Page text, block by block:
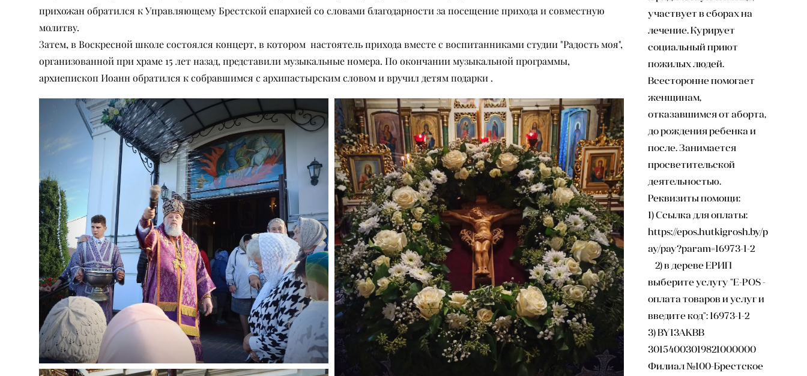
прихожан обратился к Управляющему Брестской епархией со словами благодарности за посещение прихода и совместную
молитву.
Затем, в Воскресной школе состоялся концерт, в котором настоятель прихода вместе с воспитанниками студии "Радость моя",
организованной при храме 15 лет назад, представили музыкальные номера. По окончании музыкальной программы,
архиепископ Иоанн обратился к собравшимся с архипастырским словом и вручил детям подарки .
участвует в сборах на
лечение. Курирует
социальный приют
пожилых людей.
Всесторонне помогает
женщинам,
отказавшимся от аборта,
до рождения ребенка и
после. Занимается
просветительской
деятельностью.
Реквизиты помощи:
1) Ссылка для оплаты:
https://epos.hutkigrosh.by/p
ay/pay?param=16973-1-2
2) в дереве ЕРИП
выберите услугу "E-POS -
оплата товаров и услуг и
введите код": 16973-1-2
3) BY13AKBB
30154003019821000000
Филиал №100-Брестское